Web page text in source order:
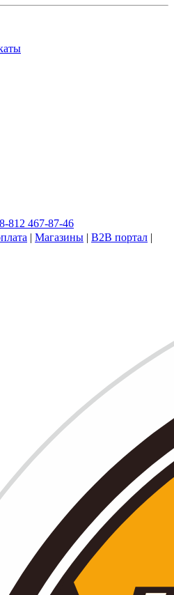
8-812 467-87-46
| Магазины | B2B портал |